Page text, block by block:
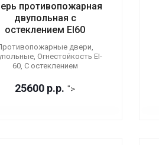
противопожарная
двупольная с
остеклением EI60
двери,
Огнестойкость EI-
60, С остеклением
25600 р.р. ">